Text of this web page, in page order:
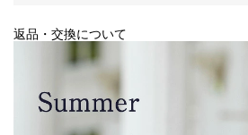
返品・交換について